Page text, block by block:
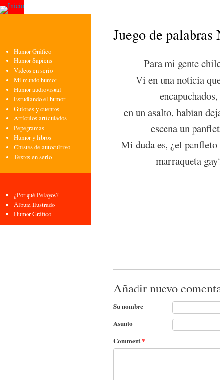
Humor Gráfico
Humor Sapiens
Videos en serio
Mi mundo humor
Humor audiovisual
Estudiando el humor
Guiones y cuentos
Artículos articulados
Pepegramas
Humor y libros
Chistes de autocultivo
Textos en serio
¿Por qué Pelayos?
Álbum Ilustrado
Humor Gráfico
Juego de palabras
Para mi gente
Vi en una noticia
encapuchados,
en un asalto, habían
escena un
Mi duda es, ¿el panfleto
marraqueta
Añadir nuevo
Su nombre
Asunto
Comment*